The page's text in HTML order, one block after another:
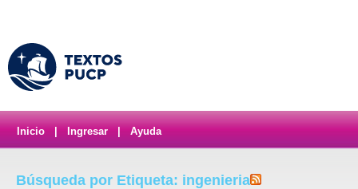
Inicio Ingresar Ayuda
Búsqueda por Etiqueta: ingenieria